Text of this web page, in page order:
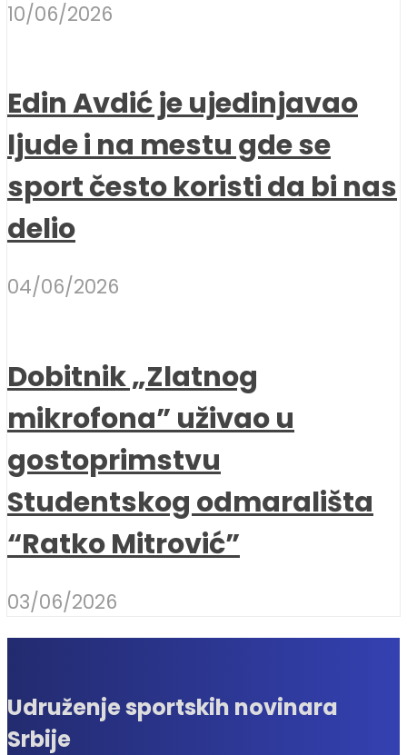
10/06/2026
Edin Avdić je ujedinjavao
ljude i na mestu gde se
sport često koristi da bi nas
delio
04/06/2026
Dobitnik „Zlatnog
mikrofona” uživao u
gostoprimstvu
Studentskog odmarališta
“Ratko Mitrović”
03/06/2026
Udruženje sportskih novinara
Srbije